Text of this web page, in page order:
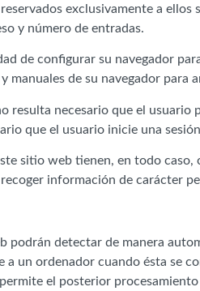
exclusivamente a
y número de entradas.
de configurar su navegador
manuales de su navegador para
resulta necesario que el
que el usuario inicie una
sitio web tienen, en todo
información de carácter
podrán detectar de manera
a un ordenador cuando ésta se
el posterior